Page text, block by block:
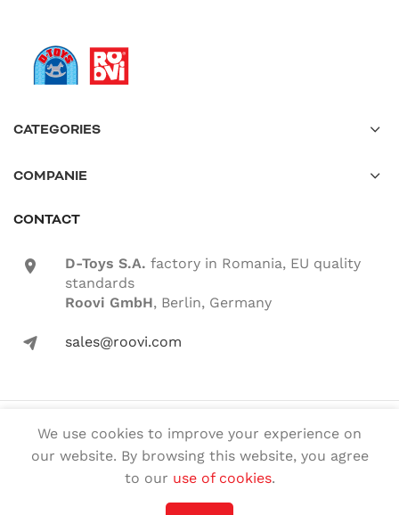
CATEGORIES
COMPANIE
CONTACT
location-icon D-Toys S.A. factory in Romania, EU quality
standards
Roovi GmbH, Berlin, Germany
mail-icon sales@roovi.com
© 2022 ROOVI.RO All rights reserved
We use cookies to improve your experience on
our website. By browsing this website, you agree
to our use of cookies.
English Română(Romanian
German) Magyar